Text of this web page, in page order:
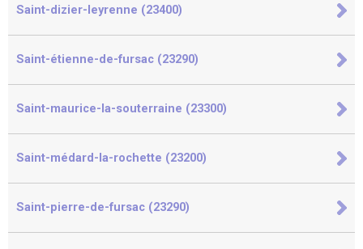
Saint-dizier-leyrenne (23400)
Saint-étienne-de-fursac (23290)
Saint-maurice-la-souterraine (23300)
Saint-médard-la-rochette (23200)
Saint-pierre-de-fursac (23290)